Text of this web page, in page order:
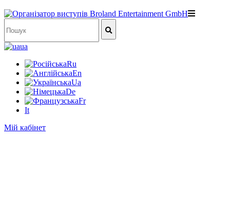
ua
Ru
En
Ua
De
Fr
It
Мій кабінет